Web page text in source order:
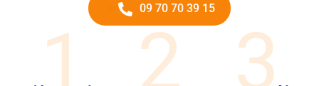
09 70 70 39 15
1 2 3